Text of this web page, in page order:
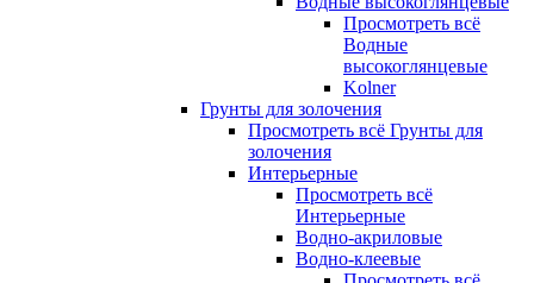
Просмотреть всё
Водные
высокоглянцевые
Kolner
Грунты для золочения
Просмотреть всё Грунты для
золочения
Интерьерные
Просмотреть всё
Интерьерные
Водно-акриловые
Водно-клеевые